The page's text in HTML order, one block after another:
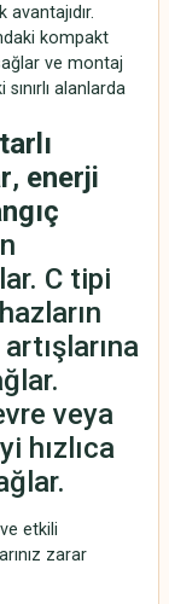
kompakt
ve montaj
alanlarda
, enerji
C tipi
veya
hızlıca
etkili
zarar